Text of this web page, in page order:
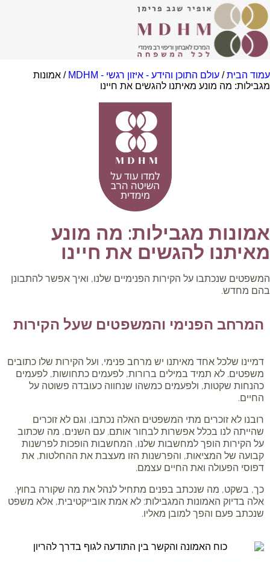
הבית/עולם התוכן והידע - איזון רגשי - MDHM
/ אמונות
מה מונע מאיתנו להגשים את חיינו
מגבילות: מה מונע
להגשים את חיינו
שנכתבו על הקירות הפנימיים שלנו, ואיך אפשר להתבונן
מחדש.
המרחב הפנימי והמשפטים שעל הקירות
דמיינו שלכל אחד מאיתנו יש מרחב פנימי, ועל הקירות שלו כתובים
משפטים. לא תמיד במילים ברורות, לפעמים כתחושות, לפעמים
כהנחות שקטות, ולפעמים כמשהו שנחווה כעובדה פשוטה על
החיים.
רובנו לא זוכרים מתי המשפטים האלה נכתבו, וגם לא זוכרים
שהייתה לנו בכלל אפשרות לבחור אותם. עם השנים, מה שכתוב
על הקירות הופך למחשבות שלנו, המחשבות הופכות לפרשנות
קבועה של המציאות, והפרשנות הזו מעצבת את ההחלטות, את
דפוסי הפעולה ואת החיים עצמם.
כך, בשקט, מה שנכתב בפנים מתחיל לנהל את מה שקורה בחוץ.
אלה בדיוק האמונות המגבילות: לא אמת אובייקטיבית, אלא משפט
שנכתב פעם והפך למובן מאליו.